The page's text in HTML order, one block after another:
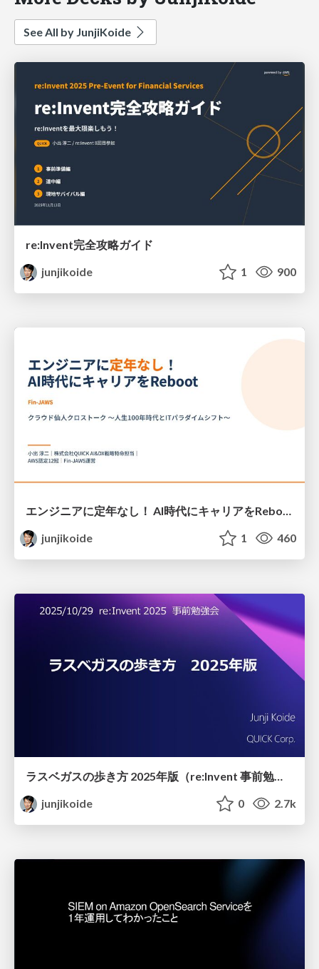
See All by JunjiKoide
re:Invent完全攻略ガイド
junjikoide
1 900
junjikoide
1 460
ラスベガスの歩き方 2025年版（re:Invent 事前勉強会）
junjikoide
0 2.7k